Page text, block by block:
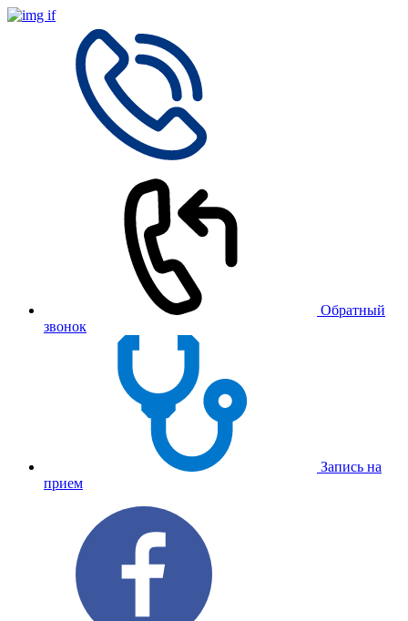
Обратный
звонок
Запись на
прием